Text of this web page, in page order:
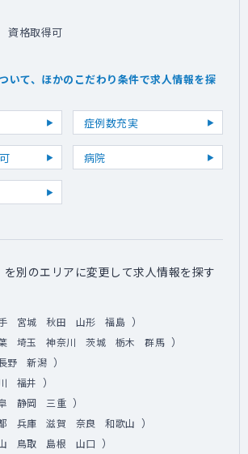
資格取得可
いて、ほかのこだわり条件で求人情報を探
症例数充実
病院
別のエリアに変更して求人情報を探す
宮城 秋田 山形 福島 ）
埼玉 神奈川 茨城 栃木 群馬 ）
野 新潟 ）
福井 ）
静岡 三重 ）
兵庫 滋賀 奈良 和歌山 ）
鳥取 島根 山口 ）